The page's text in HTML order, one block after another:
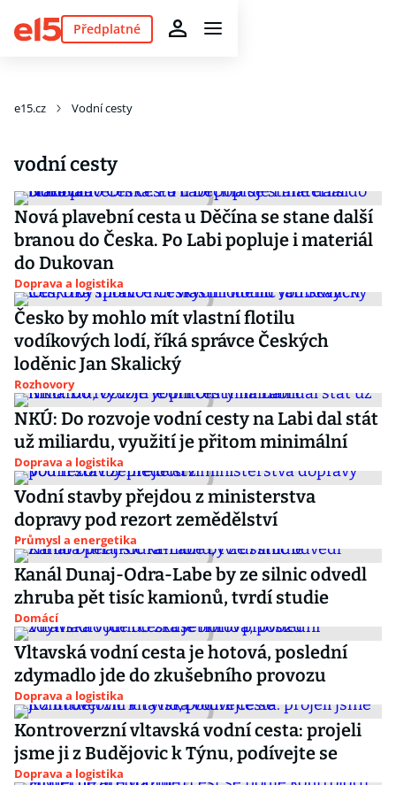
Předplatné
e15.cz Vodní cesty
vodní cesty
Nová plavební cesta u Děčína se stane další
branou do Česka. Po Labi popluje i materiál
do Dukovan
Doprava a logistika
Česko by mohlo mít vlastní flotilu
vodíkových lodí, říká správce Českých
loděnic Jan Skalický
Rozhovory
NKÚ: Do rozvoje vodní cesty na Labi dal stát
už miliardu, využití je přitom minimální
Doprava a logistika
Vodní stavby přejdou z ministerstva
dopravy pod rezort zemědělství
Průmysl a energetika
Kanál Dunaj-Odra-Labe by ze silnic odvedl
zhruba pět tisíc kamionů, tvrdí studie
Domácí
Vltavská vodní cesta je hotová, poslední
zdymadlo jde do zkušebního provozu
Doprava a logistika
Kontroverzní vltavská vodní cesta: projeli
jsme ji z Budějovic k Týnu, podívejte se
Doprava a logistika